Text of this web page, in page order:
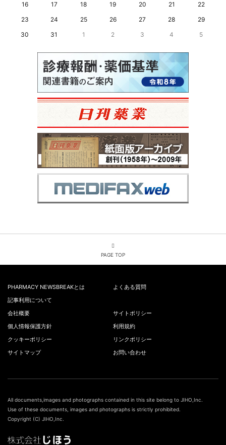
16
17 18 19 20 21
22
23
24 25 26 27 28
29
30
31 1 2 3 4 5
PAGE TOP
PHARMACY NEWSBREAKとは
よくある質問
記事利用について
会社概要
サイトポリシー
個人情報保護方針
利用規約
クッキーポリシー
リンクポリシー
サイトマップ
お問い合わせ
All documents,images and photographs contained in this site belong to JIHO,Inc.
Use of these documents, images and photographs is strictly prohibited.
Copyright (C) JIHO,Inc.